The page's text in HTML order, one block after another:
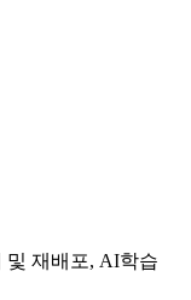
재배포, AI학습